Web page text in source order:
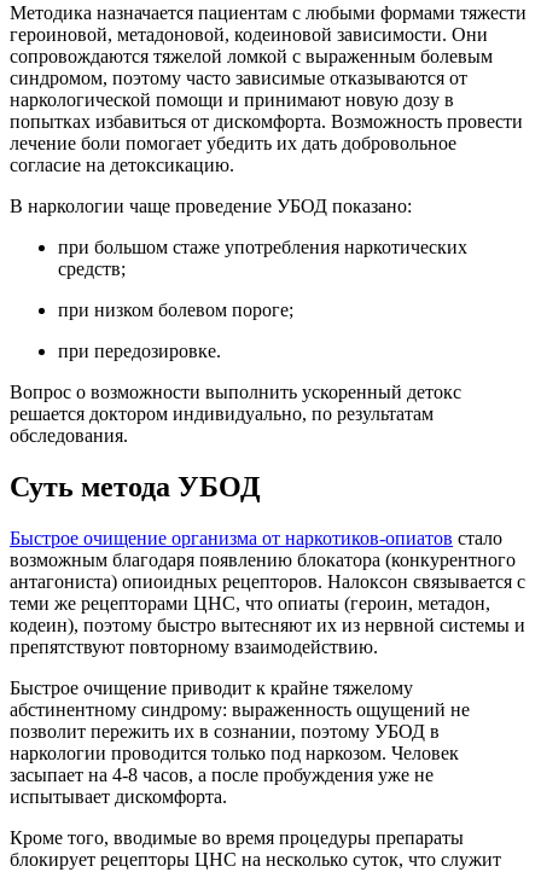
Методика назначается пациентам с любыми формами тяжести
героиновой, метадоновой, кодеиновой зависимости. Они
сопровождаются тяжелой ломкой с выраженным болевым
синдромом, поэтому часто зависимые отказываются от
наркологической помощи и принимают новую дозу в
попытках избавиться от дискомфорта. Возможность провести
лечение боли помогает убедить их дать добровольное
согласие на детоксикацию.
В наркологии чаще проведение УБОД показано:
при большом стаже употребления наркотических
средств;
при низком болевом пороге;
при передозировке.
Вопрос о возможности выполнить ускоренный детокс
решается доктором индивидуально, по результатам
обследования.
Суть метода УБОД
Быстрое очищение организма от наркотиков-опиатов стало
возможным благодаря появлению блокатора (конкурентного
антагониста) опиоидных рецепторов. Налоксон связывается с
теми же рецепторами ЦНС, что опиаты (героин, метадон,
кодеин), поэтому быстро вытесняют их из нервной системы и
препятствуют повторному взаимодействию.
Быстрое очищение приводит к крайне тяжелому
абстинентному синдрому: выраженность ощущений не
позволит пережить их в сознании, поэтому УБОД в
наркологии проводится только под наркозом. Человек
засыпает на 4-8 часов, а после пробуждения уже не
испытывает дискомфорта.
Кроме того, вводимые во время процедуры препараты
блокирует рецепторы ЦНС на несколько суток, что служит